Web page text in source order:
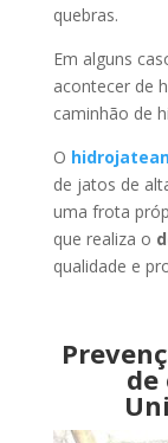
quebras.
Em alguns
acontecer de
caminhão de
O
de jatos de
uma frota
que realiza o
qualidade e
de